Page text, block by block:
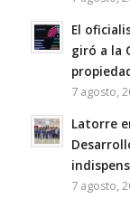
El
giró a la
7 agosto,
Latorre
7 agosto,